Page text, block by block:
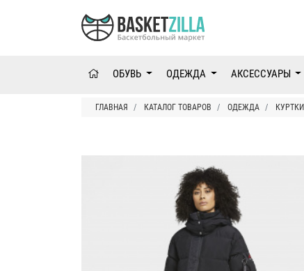
ОБУВЬ ОДЕЖДА АКСЕССУАРЫ
ГЛАВНАЯ КАТАЛОГ ТОВАРОВ ОДЕЖДА КУРТКИ